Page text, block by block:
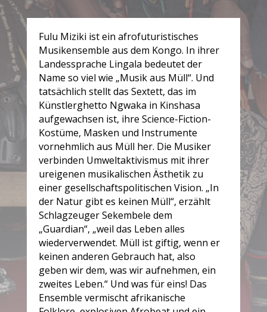
Fulu Miziki ist ein afrofuturistisches
Musikensemble aus dem Kongo. In ihrer
Landessprache Lingala bedeutet der
Name so viel wie „Musik aus Müll“. Und
tatsächlich stellt das Sextett, das im
Künstlerghetto Ngwaka in Kinshasa
aufgewachsen ist, ihre Science-Fiction-
Kostüme, Masken und Instrumente
vornehmlich aus Müll her. Die Musiker
verbinden Umweltaktivismus mit ihrer
ureigenen musikalischen Ästhetik zu
einer gesellschaftspolitischen Vision. „In
der Natur gibt es keinen Müll“, erzählt
Schlagzeuger Sekembele dem
„Guardian“, „weil das Leben alles
wiederverwendet. Müll ist giftig, wenn er
keinen anderen Gebrauch hat, also
geben wir dem, was wir aufnehmen, ein
zweites Leben.“ Und was für eins! Das
Ensemble vermischt afrikanische